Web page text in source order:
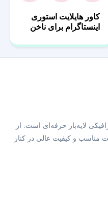
کاور هایلایت استوری
اینستاگرام برای ناخن
لایه‌باز حرفه‌ای است. از
مناسب و کیفیت عالی در کنار